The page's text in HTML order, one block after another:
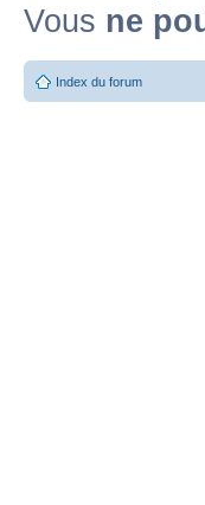
Vous ne
Index du forum